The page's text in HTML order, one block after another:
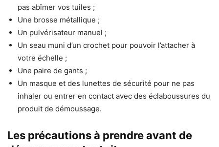
pas abîmer vos tuiles ;
Une brosse métallique ;
Un pulvérisateur manuel ;
Un seau muni d’un crochet pour pouvoir l’attacher à
votre échelle ;
Une paire de gants ;
Un masque et des lunettes de sécurité pour ne pas
inhaler ou entrer en contact avec des éclaboussures du
produit de démoussage.
Les précautions à prendre avant de